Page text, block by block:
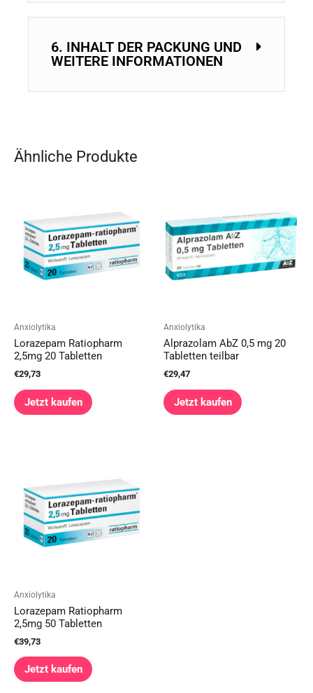
6. INHALT DER PACKUNG UND
WEITERE INFORMATIONEN
Ähnliche Produkte
Anxiolytika
Lorazepam Ratiopharm
2,5mg 20 Tabletten
€29,73
Jetzt kaufen
Anxiolytika
Alprazolam AbZ 0,5 mg 20
Tabletten teilbar
€29,47
Jetzt kaufen
Anxiolytika
Lorazepam Ratiopharm
2,5mg 50 Tabletten
€39,73
Jetzt kaufen